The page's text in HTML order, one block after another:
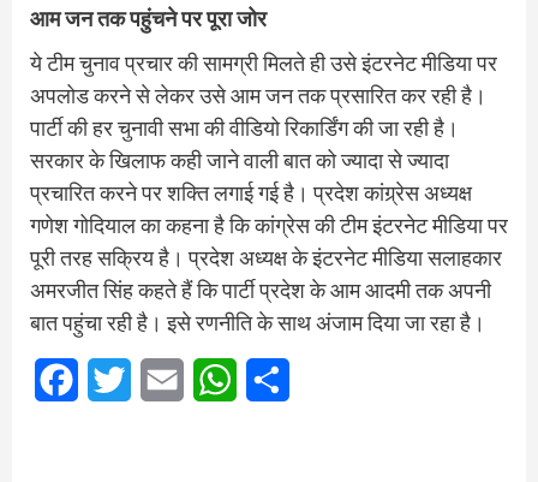
आम जन तक पहुंचने पर पूरा जोर
ये टीम चुनाव प्रचार की सामग्री मिलते ही उसे इंटरनेट मीडिया पर
अपलोड करने से लेकर उसे आम जन तक प्रसारित कर रही है।
पार्टी की हर चुनावी सभा की वीडियो रिकार्डिंग की जा रही है।
सरकार के खिलाफ कही जाने वाली बात को ज्यादा से ज्यादा
प्रचारित करने पर शक्ति लगाई गई है। प्रदेश कांग्र्रेस अध्यक्ष
गणेश गोदियाल का कहना है कि कांग्रेस की टीम इंटरनेट मीडिया पर
पूरी तरह सक्रिय है। प्रदेश अध्यक्ष के इंटरनेट मीडिया सलाहकार
अमरजीत सिंह कहते हैं कि पार्टी प्रदेश के आम आदमी तक अपनी
बात पहुंचा रही है। इसे रणनीति के साथ अंजाम दिया जा रहा है।
FacebookTwitter Email WhatsApp